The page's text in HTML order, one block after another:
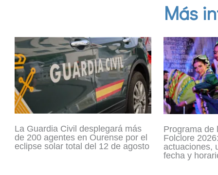
Más
La Guardia Civil desplegará más
de 200 agentes en Ourense por el
eclipse solar total del 12 de agosto
Programa de
Folclore
actuaciones,
fecha y